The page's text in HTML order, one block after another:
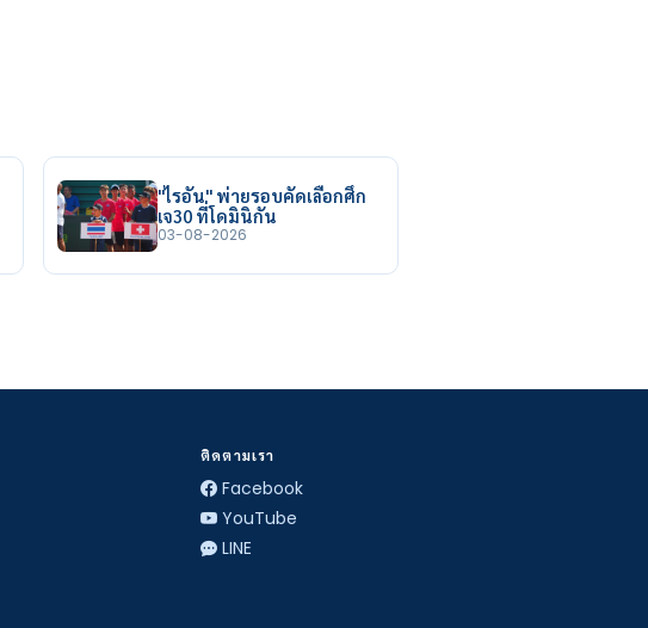
"ไรอัน" พ่ายรอบคัดเลือกศึก
เจ30 ที่โดมินิกัน
03-08-2026
ติดตามเรา
Facebook
YouTube
LINE